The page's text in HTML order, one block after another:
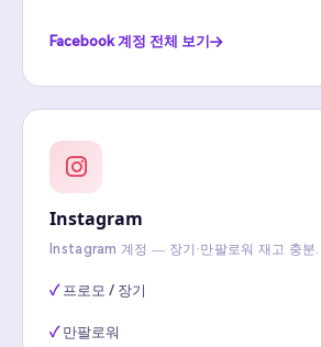
Facebook 계정 전체 보기
Instagram
Instagram 계정 — 장기·만팔로워 재고 충분.
프로모 / 장기
만팔로워